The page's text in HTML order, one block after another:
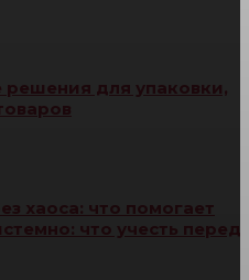
для упаковки,
хаоса: что помогает
что учесть перед